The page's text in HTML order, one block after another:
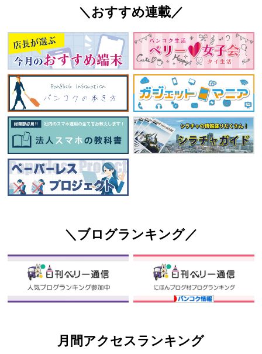
＼おすすめ連載／
＼ブログランキング／
月間アクセスランキング